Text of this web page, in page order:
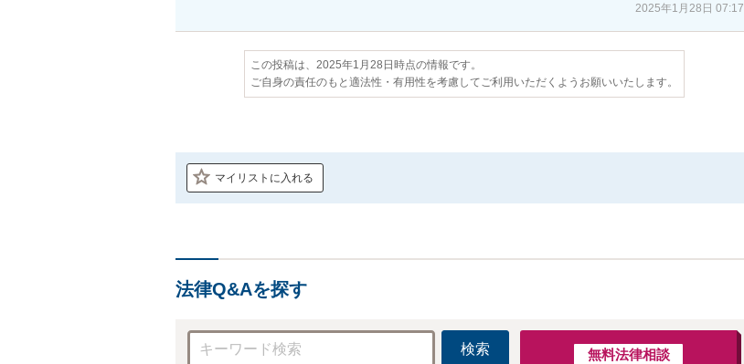
2025年1月28日 07:17
この投稿は、2025年1月28日時点の情報です。
ご自身の責任のもと適法性・有用性を考慮してご利用いただくようお願いいたします。
マイリストに入れる
法律Q&Aを探す
検索 無料法律相談